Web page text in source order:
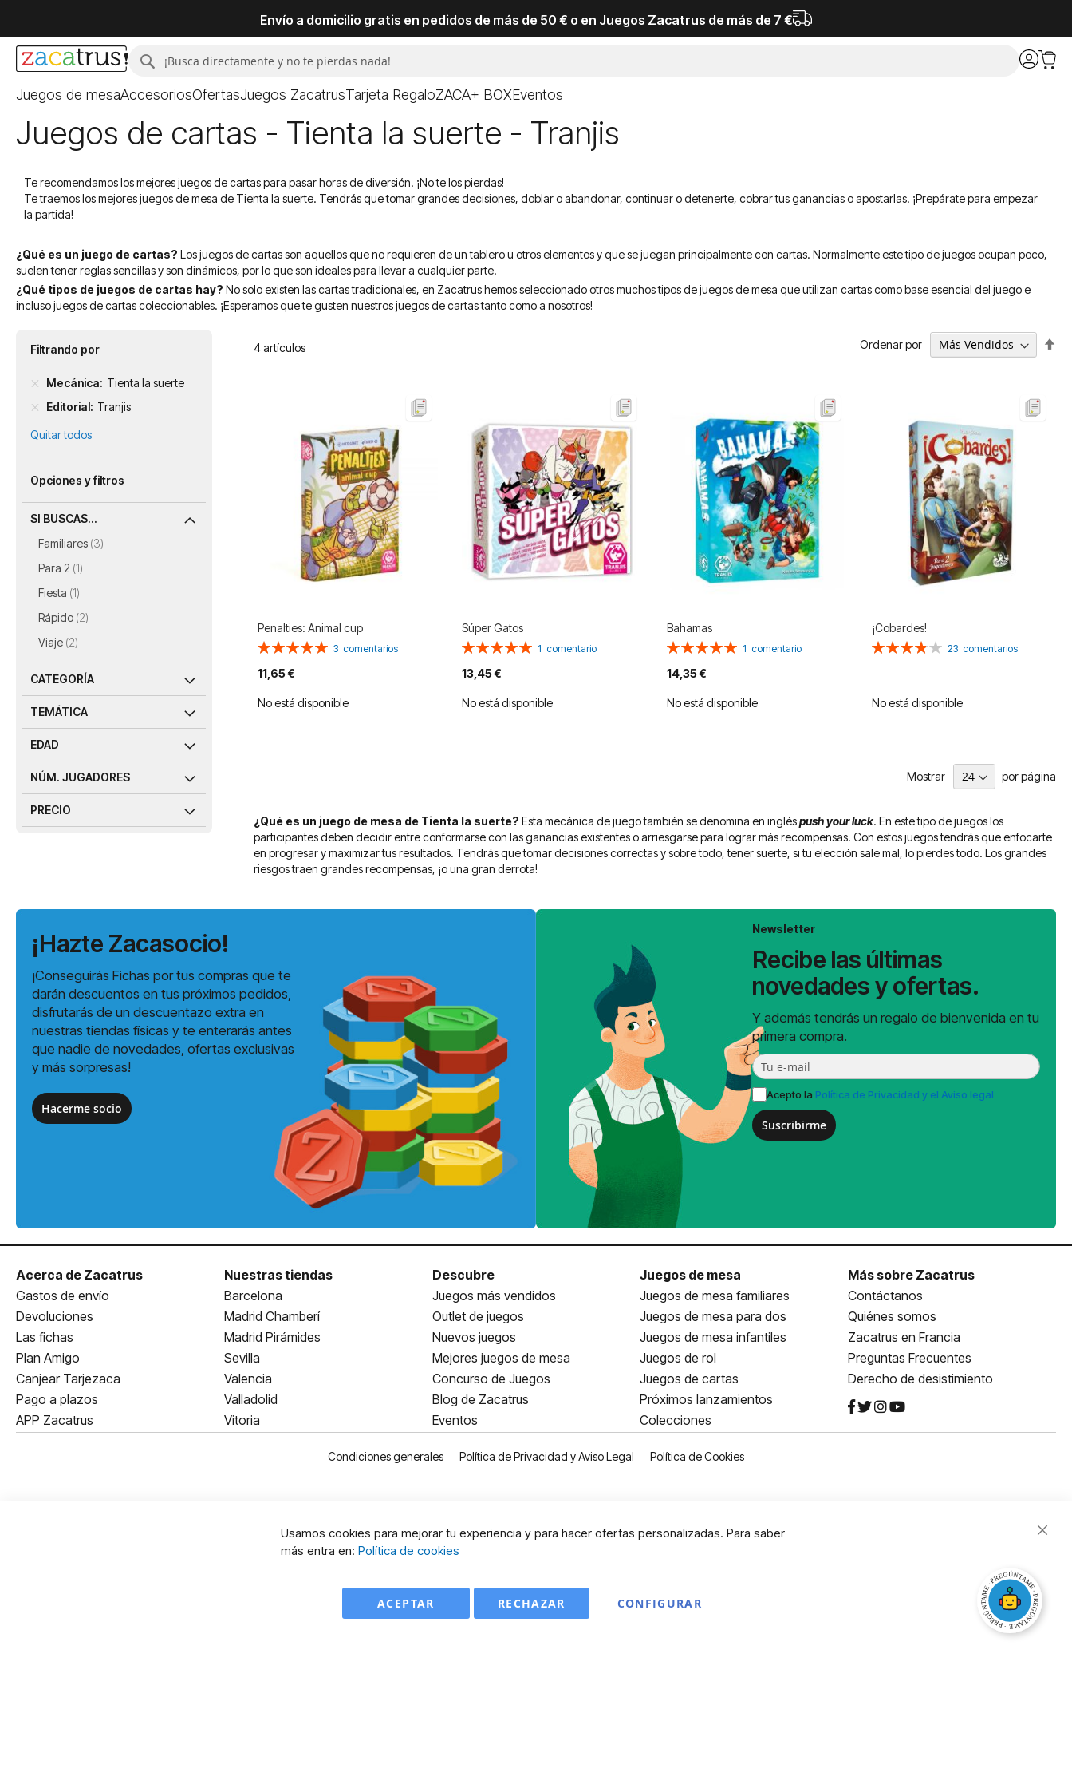
Envío a domicilio gratis en pedidos de más de 50 € o en Juegos Zacatrus de más de 7 €
Buscar
Juegos de mesaAccesoriosOfertasJuegos ZacatrusTarjeta RegaloZACA+ BOXEventos
Juegos de cartas - Tienta la suerte - Tranjis
Te recomendamos los mejores juegos de cartas para pasar horas de diversión. ¡No te los pierdas!
Te traemos los mejores juegos de mesa de Tienta la suerte. Tendrás que tomar grandes decisiones, doblar o abandonar, continuar o detenerte, cobrar tus ganancias o apostarlas. ¡Prepárate para empezar
la partida!
¿Qué es un juego de cartas? Los juegos de cartas son aquellos que no requieren de un tablero u otros elementos y que se juegan principalmente con cartas. Normalmente este tipo de juegos ocupan poco,
suelen tener reglas sencillas y son dinámicos, por lo que son ideales para llevar a cualquier parte.
¿Qué tipos de juegos de cartas hay? No solo existen las cartas tradicionales, en Zacatrus hemos seleccionado otros muchos tipos de juegos de mesa que utilizan cartas como base esencial del juego e
incluso juegos de cartas coleccionables. ¡Esperamos que te gusten nuestros juegos de cartas tanto como a nosotros!
4artículos Ordenar por
Penalties: Animal cup
Valoración:
3 comentarios
11,65 €
No está disponible
Súper Gatos
Valoración:
1 comentario
13,45 €
No está disponible
Bahamas
Valoración:
1 comentario
14,35 €
No está disponible
¡Cobardes!
Valoración:
23 comentarios
No está disponible
Mostrar por página
¿Qué es un juego de mesa de Tienta la suerte? Esta mecánica de juego también se denomina en ingléspush your luck. En este tipo de juegos los
participantes deben decidir entre conformarse con las ganancias existentes o arriesgarse para lograr más recompensas. Con estos juegos tendrás que enfocarte
en progresar y maximizar tus resultados. Tendrás que tomar decisiones correctas y sobre todo, tener suerte, si tu elección sale mal, lo pierdes todo. Los grandes
riesgos traen grandes recompensas, ¡o una gran derrota!
Filtrando por
Mecánica
Tienta la suerte
Editorial Tranjis
Quitar todos
Opciones y filtros
SI BUSCAS...
Familiares 3
artículos
Para 2 1
artículo
Fiesta 1
artículo
Rápido 2
artículos
Viaje 2
artículos
CATEGORÍA
TEMÁTICA
EDAD
NÚM. JUGADORES
PRECIO
¡Hazte Zacasocio!
¡Conseguirás Fichas por tus compras que te
darán descuentos en tus próximos pedidos,
disfrutarás de un descuentazo extra en
nuestras tiendas físicas y te enterarás antes
que nadie de novedades, ofertas exclusivas
y más sorpresas!
Hacerme socio
Newsletter
Recibe las últimas
novedades y ofertas.
Y además tendrás un regalo de bienvenida en tu
primera compra.
Acepto la Política de Privacidad y el Aviso legal
Suscribirme
Acerca de Zacatrus
Gastos de envío
Devoluciones
Las fichas
Plan Amigo
Canjear Tarjezaca
Pago a plazos
APP Zacatrus
Nuestras tiendas
Barcelona
Madrid Chamberí
Madrid Pirámides
Sevilla
Valencia
Valladolid
Vitoria
Descubre
Juegos más vendidos
Outlet de juegos
Nuevos juegos
Mejores juegos de mesa
Concurso de Juegos
Blog de Zacatrus
Eventos
Juegos de mesa
Juegos de mesa familiares
Juegos de mesa para dos
Juegos de mesa infantiles
Juegos de rol
Juegos de cartas
Próximos lanzamientos
Colecciones
Más sobre Zacatrus
Contáctanos
Quiénes somos
Zacatrus en Francia
Preguntas Frecuentes
Derecho de desistimiento
Condiciones generales Política de Privacidad y Aviso Legal Política de Cookies
Usamos cookies para mejorar tu experiencia y para hacer ofertas personalizadas. Para saber
más entra en: Política de cookies
ACEPTAR CONFIGURAR
RECHAZAR